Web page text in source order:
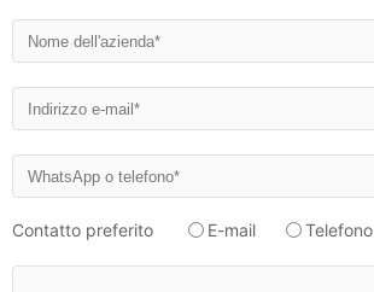
Contatto preferito E-mail Telefono